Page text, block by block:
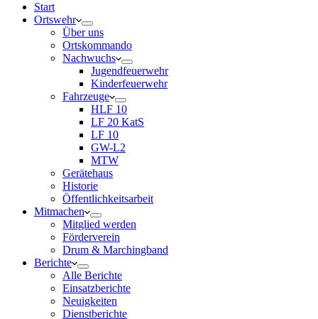
Start
Ortswehr
Über uns
Ortskommando
Nachwuchs
Jugendfeuerwehr
Kinderfeuerwehr
Fahrzeuge
HLF 10
LF 20 KatS
LF 10
GW-L2
MTW
Gerätehaus
Historie
Öffentlichkeitsarbeit
Mitmachen
Mitglied werden
Förderverein
Drum & Marchingband
Berichte
Alle Berichte
Einsatzberichte
Neuigkeiten
Dienstberichte